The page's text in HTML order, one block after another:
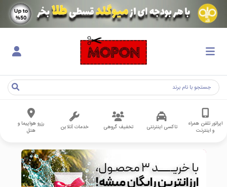
اپراتور تلفن همراه
و اینترنت
تاکسی اینترنتی تخفیف گروهی خدمات آنلاین
رزرو هواپیما و
هتل